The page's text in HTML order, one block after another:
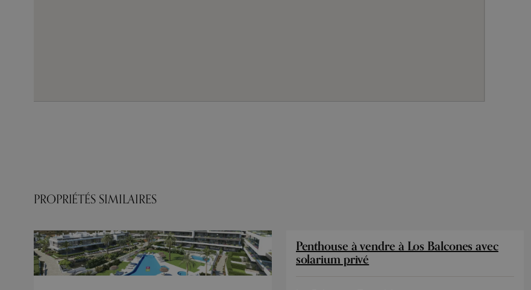
PROPRIÉTÉS SIMILAIRES
Penthouse à vendre à Los Balcones avec
solarium privé